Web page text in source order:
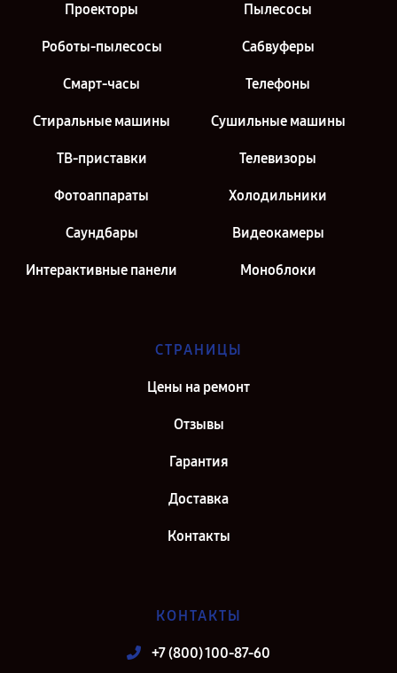
Проекторы Пылесосы
Роботы-пылесосы Сабвуферы
Смарт-часы Телефоны
Стиральные машины Сушильные машины
ТВ-приставки Телевизоры
Фотоаппараты Холодильники
Саундбары Видеокамеры
Интерактивные панели Моноблоки
СТРАНИЦЫ
Цены на ремонт
Отзывы
Гарантия
Доставка
Контакты
КОНТАКТЫ
+7 (800) 100-87-60